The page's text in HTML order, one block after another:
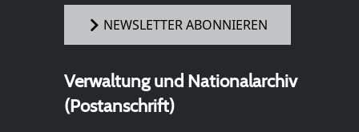
NEWSLETTER ABONNIEREN
Verwaltung und Nationalarchiv
(Postanschrift)